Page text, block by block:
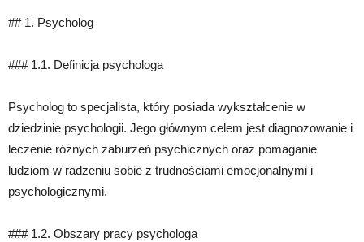
## 1. Psycholog
### 1.1. Definicja psychologa
Psycholog to specjalista, który posiada wykształcenie w
dziedzinie psychologii. Jego głównym celem jest diagnozowanie i
leczenie różnych zaburzeń psychicznych oraz pomaganie
ludziom w radzeniu sobie z trudnościami emocjonalnymi i
psychologicznymi.
### 1.2. Obszary pracy psychologa